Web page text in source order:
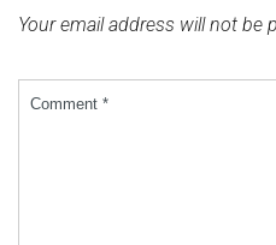
Your email address will not be
Comment *